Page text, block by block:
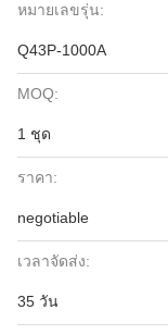
หมายเลขรุ่น:
Q43P-1000A
MOQ:
1 ชุด
ราคา:
negotiable
เวลาจัดส่ง:
35 วัน